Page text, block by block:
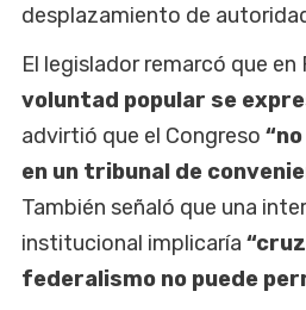
desplazamiento de
El legislador remarcó que en
voluntad popular se
advirtió que el Congreso
en un tribunal de
También señaló que una
institucional implicaría
federalismo no puede